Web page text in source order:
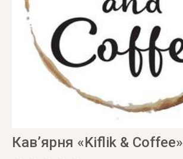
Кав’ярня «Kiflik & Coffee»